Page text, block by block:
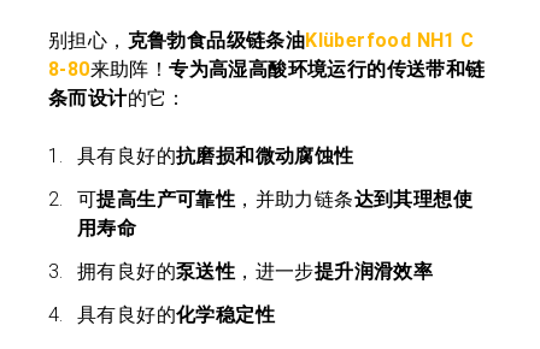
别担心， 克鲁勃食品级链条油Klüberfood NH1 C
8-80来助阵！专为高湿高酸环境运行的传送带和链
条而设计的它：
具有良好的抗磨损和微动腐蚀性
可提高生产可靠性 ，并助力链条达到其理想使
用寿命
拥有良好的泵送性 ，进一步提升润滑效率
具有良好的化学稳定性